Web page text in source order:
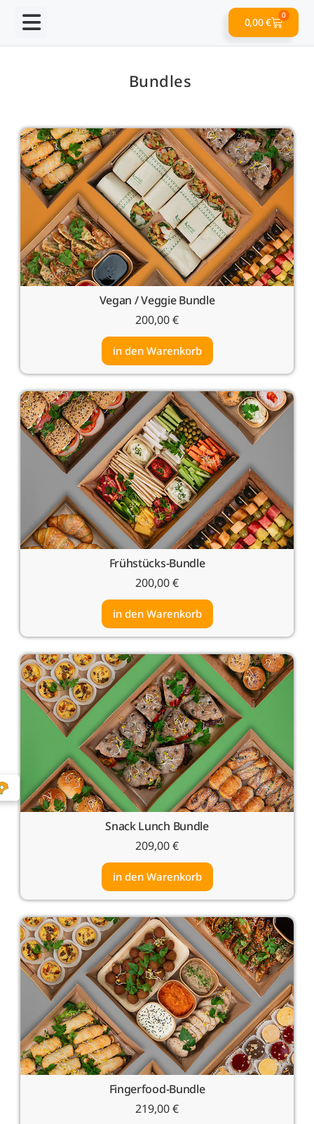
0,00€
0
Bundles
Vegan / Veggie Bundle
200,00€
in den Warenkorb
Frühstücks-Bundle
200,00€
in den Warenkorb
Snack Lunch Bundle
209,00€
in den Warenkorb
Fingerfood-Bundle
219,00€